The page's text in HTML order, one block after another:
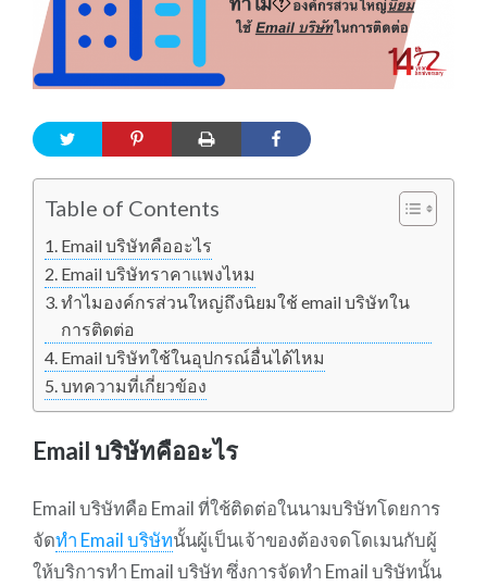
Table of Contents
Email บริษัทคืออะไร
Email บริษัทราคาแพงไหม
ทำไมองค์กรส่วนใหญ่ถึงนิยมใช้ email บริษัทใน
การติดต่อ
Email บริษัทใช้ในอุปกรณ์อื่นได้ไหม
บทความที่เกี่ยวข้อง
Email บริษัทคืออะไร
Email บริษัทคือ Email ที่ใช้ติดต่อในนามบริษัทโดยการ
จัดทำ Email บริษัทนั้นผู้เป็นเจ้าของต้องจดโดเมนกับผู้
ให้บริการทำ Email บริษัท ซึ่งการจัดทำ Email บริษัทนั้น